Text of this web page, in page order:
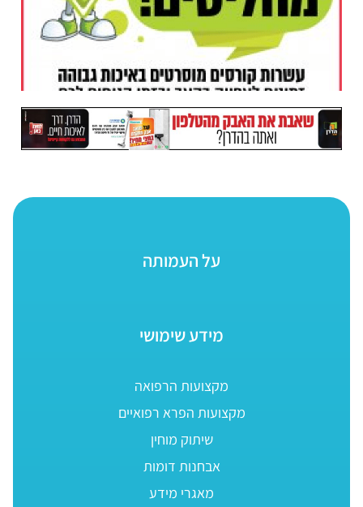
על העמותה
מידע שימושי
מקצועות הרפואה
מקצועות הפרא רפואיים
שיתוק מוחין
אבחנות דומות
מאגרי מידע